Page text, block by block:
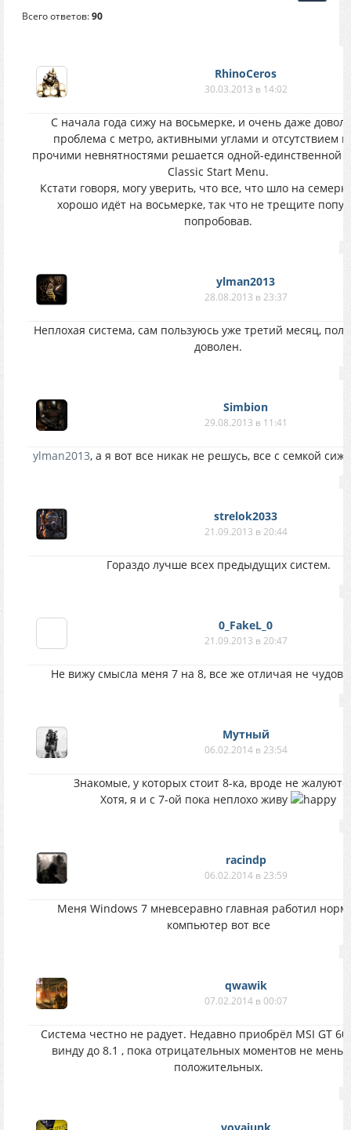
Всего ответов:90
RhinoCeros
30.03.2013 в 14:02
C начала года сижу на восьмерке, и очень даже
проблема с метро, активными углами и отсутствием
прочими невнятностями решается одной-единственной
Classic Start Menu.
Кстати говоря, могу уверить, что все, что шло на
хорошо идёт на восьмерке, так что не трещите
попробовав.
ylman2013
28.08.2013 в 23:37
Неплохая система, сам пользуюсь уже третий месяц,
доволен.
Simbion
29.08.2013 в 11:41
ylman2013, а я вот все никак не решусь, все с семкой
strelok2033
21.09.2013 в 20:44
Гораздо лучше всех предыдущих систем.
0_FakeL_0
21.09.2013 в 20:47
Не вижу смысла меня 7 на 8, все же отличая не
Мутный
06.02.2014 в 23:54
Знакомые, у которых стоит 8-ка, вроде не
Хотя, я и с 7-ой пока неплохо живу
racindp
06.02.2014 в 23:59
Меня Windows 7 мневсеравно главная работил
компьютер вот все
qwawik
07.02.2014 в 00:07
Система честно не радует. Недавно приобрёл MSI GT
винду до 8.1 , пока отрицательных моментов не
положительных.